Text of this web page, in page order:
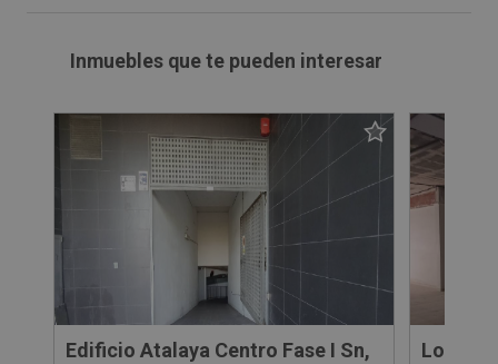
Inmuebles que te pueden interesar
Edificio Atalaya Centro Fase I Sn,
Local